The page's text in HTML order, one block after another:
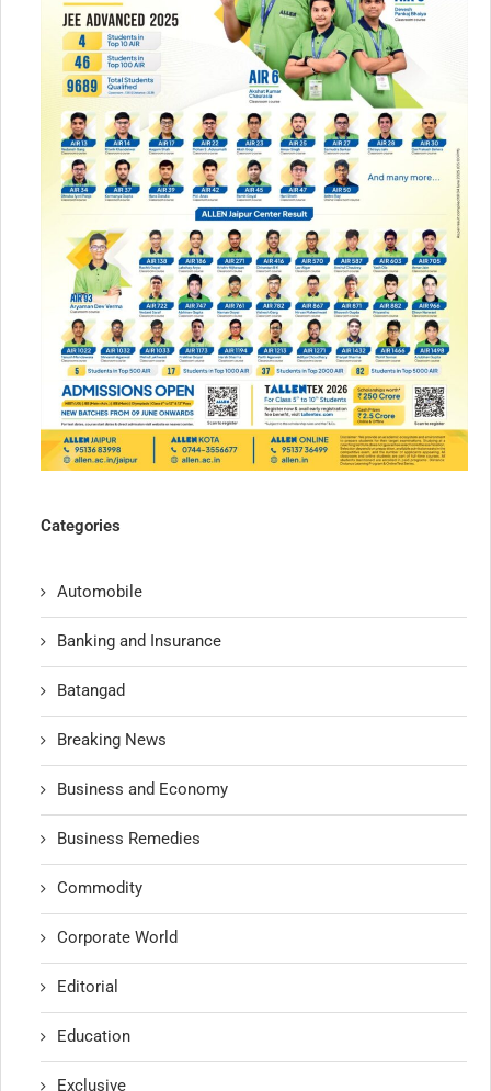
Categories
Automobile
Banking and Insurance
Batangad
Breaking News
Business and Economy
Business Remedies
Commodity
Corporate World
Editorial
Education
Exclusive